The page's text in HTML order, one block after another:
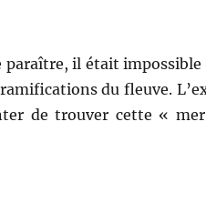
paraître, il était
du fleuve.
de trouver cette «